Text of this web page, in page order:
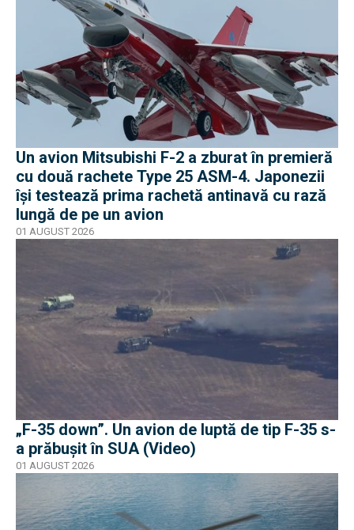
Un avion Mitsubishi F-2 a zburat în premieră
cu două rachete Type 25 ASM-4. Japonezii
își testează prima rachetă antinavă cu rază
lungă de pe un avion
01 AUGUST 2026
„F-35 down”. Un avion de luptă de tip F-35 s-
a prăbușit în SUA (Video)
01 AUGUST 2026